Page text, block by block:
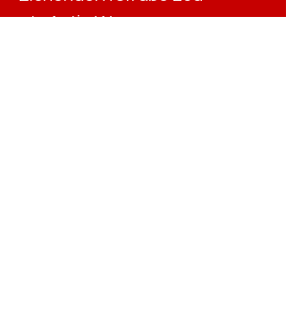
c/o Antje Wagner